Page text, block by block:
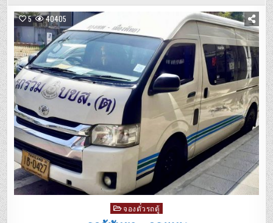
5 40405
Posted
จองตั๋วรถตู้